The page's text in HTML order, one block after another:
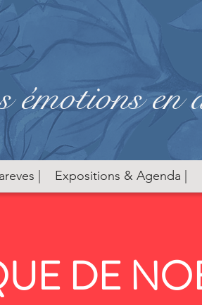
émotions en
| Expositions & Agenda |
DE